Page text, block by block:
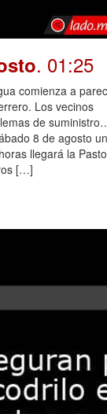
. 01:25
comienza a
Los vecinos
de
8 de agosto
llegará la
[…]